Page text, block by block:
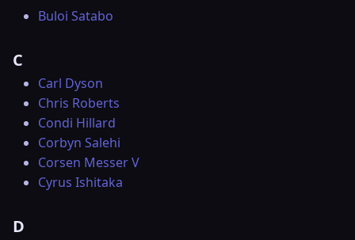
Buloi Satabo
C
Carl Dyson
Chris Roberts
Condi Hillard
Corbyn Salehi
Corsen Messer V
Cyrus Ishitaka
D